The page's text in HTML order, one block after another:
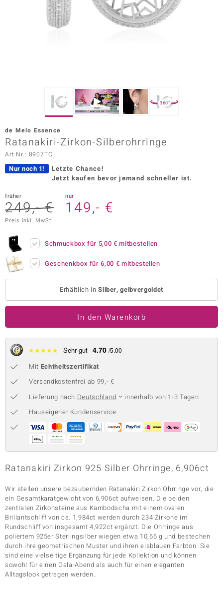
Vogue
Collection
Collection
360°
de Melo Essence
Ratanakiri-Zirkon-Silberohrringe
Art.Nr.: 8907TC
Nur noch 1!
Letzte Chance!
Jetzt kaufen bevor jemand schneller ist.
früher
249,- €
nur
149,- €
Preis inkl. MwSt.
Schmuckbox für 5,00 € mitbestellen
Geschenkbox für6,00 € mitbestellen
Erhältlich inSilber, gelbvergoldet
In den Warenkorb
★★★★★ Sehr gut 4.70 /5.00
Mit Echtheitszertifikat
Versandkostenfrei ab 99,- €
Lieferung nach Deutschland
innerhalb von 1-3 Tagen
Hauseigener Kundenservice
Ratanakiri Zirkon 925 Silber Ohrringe, 6,906ct
Wir stellen unsere bezaubernden Ratanakiri Zirkon Ohrringe vor, die
ein Gesamtkaratgewicht von 6,906ct aufweisen. Die beiden
zentralen Zirkonsteine aus Kambodscha mit einem ovalen
Brillantschliff von ca. 1,984ct werden durch 234 Zirkone im
Rundschliff von insgesamt 4,922ct ergänzt. Die Ohrringe aus
poliertem 925er Sterlingsilber wiegen etwa 10,66 g und bestechen
durch ihre geometrischen Muster und ihren eisblauen Farbton. Sie
sind eine vielseitige Ergänzung für jede Kollektion und können
sowohl für einen Gala-Abend als auch für einen eleganten
Alltagslook getragen werden.